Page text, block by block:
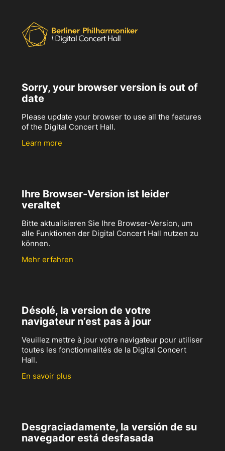
Sorry, your browser version is out of
date
Please update your browser to use all the features
of the Digital Concert Hall.
Learn more
Ihre Browser-Version ist leider
veraltet
Bitte aktualisieren Sie Ihre Browser-Version, um
alle Funktionen der Digital Concert Hall nutzen zu
können.
Mehr erfahren
Désolé, la version de votre
navigateur n’est pas à jour
Veuillez mettre à jour votre navigateur pour utiliser
toutes les fonctionnalités de la Digital Concert
Hall.
En savoir plus
Desgraciadamente, la versión de su
navegador está desfasada